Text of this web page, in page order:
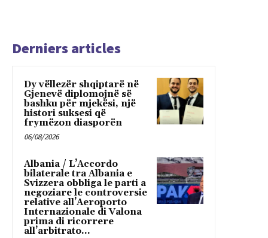
Derniers articles
Dy vëllezër shqiptarë në
Gjenevë diplomojnë së
bashku për mjekësi, një
histori suksesi që
frymëzon diasporën
06/08/2026
Albania / L’Accordo
bilaterale tra Albania e
Svizzera obbliga le parti a
negoziare le controversie
relative all’Aeroporto
Internazionale di Valona
prima di ricorrere
all’arbitrato...